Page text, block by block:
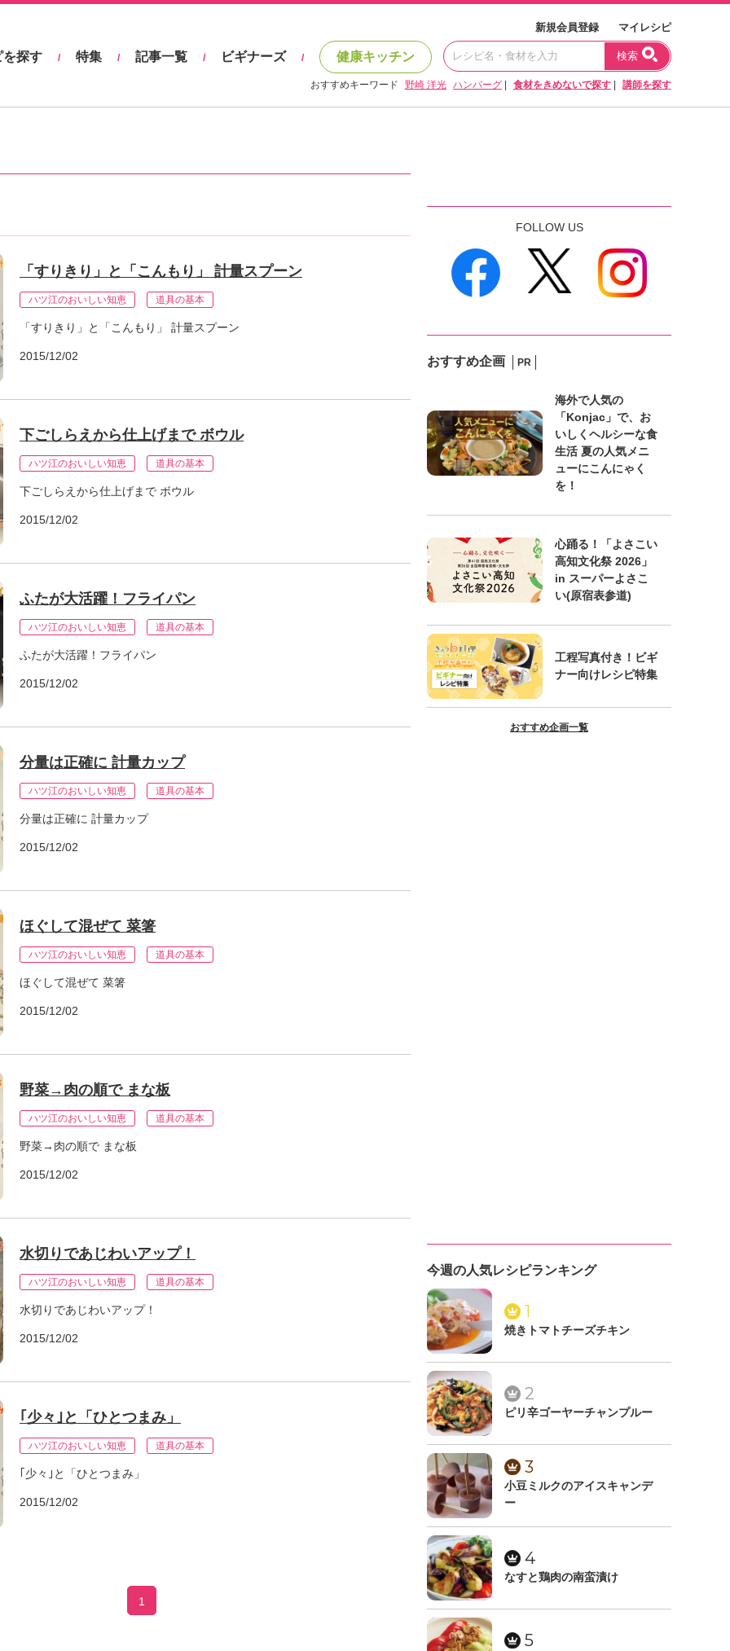
新規会員登録 マイレシピ
を探す / 特集 / 記事一覧 / ビギナーズ / 健康キッチン 検索
おすすめキーワード 野崎 洋光 ハンバーグ 食材をきめないで探す 講師を探す
「すりきり」と「こんもり」 計量スプーン
ハツ江のおいしい知恵 道具の基本
「すりきり」と「こんもり」 計量スプーン
2015/12/02
下ごしらえから仕上げまで ボウル
ハツ江のおいしい知恵 道具の基本
下ごしらえから仕上げまで ボウル
2015/12/02
ふたが大活躍！フライパン
ハツ江のおいしい知恵 道具の基本
ふたが大活躍！フライパン
2015/12/02
分量は正確に 計量カップ
ハツ江のおいしい知恵 道具の基本
分量は正確に 計量カップ
2015/12/02
ほぐして混ぜて 菜箸
ハツ江のおいしい知恵 道具の基本
ほぐして混ぜて 菜箸
2015/12/02
野菜→肉の順で まな板
ハツ江のおいしい知恵 道具の基本
野菜→肉の順で まな板
2015/12/02
水切りであじわいアップ！
ハツ江のおいしい知恵 道具の基本
水切りであじわいアップ！
2015/12/02
｢少々｣と「ひとつまみ」
ハツ江のおいしい知恵 道具の基本
｢少々｣と「ひとつまみ」
2015/12/02
1
FOLLOW US
おすすめ企画 PR
海外で人気の
「Konjac」で、お
いしくヘルシーな食
生活 夏の人気メニ
ューにこんにゃく
を！
心踊る！「よさこい
高知文化祭 2026」
in スーパーよさこ
い(原宿表参道)
工程写真付き！ビギ
ナー向けレシピ特集
おすすめ企画一覧
今週の人気レシピランキング
1
焼きトマトチーズチキン
2
ピリ辛ゴーヤーチャンプルー
3
小豆ミルクのアイスキャンデ
ー
4
なすと鶏肉の南蛮漬け
5